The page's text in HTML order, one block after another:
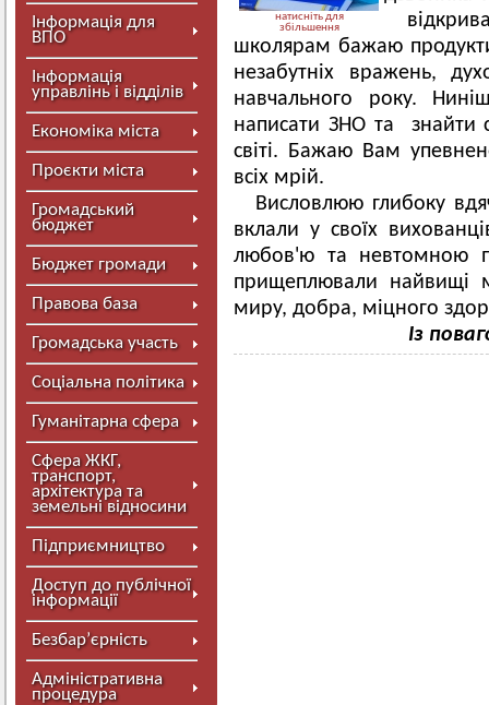
Інформація для
ВПО
Інформація
управлінь і відділів
Економіка міста
Проєкти міста
Громадський
бюджет
Бюджет громади
Правова база
Громадська участь
Соціальна політика
Гуманітарна сфера
Сфера ЖКГ,
транспорт,
архітектура та
земельні відносини
Підприємництво
Доступ до публічної
інформації
Безбар’єрність
Адміністративна
процедура
натисніть для
збільшення
школярам бажаю
незабутніх вражень,
навчального року.
написати ЗНО та знайти
світі. Бажаю Вам
всіх мрій.
Висловлюю глибоку
вклали у своїх
любов'ю та невтомною
прищеплювали найвищі
миру, добра, міцного
Із